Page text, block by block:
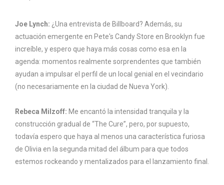
Joe Lynch: ¿Una entrevista de Billboard? Además, su
actuación emergente en Pete's Candy Store en Brooklyn fue
increíble, y espero que haya más cosas como esa en la
agenda: momentos realmente sorprendentes que también
ayudan a impulsar el perfil de un local genial en el vecindario
(no necesariamente en la ciudad de Nueva York).
Rebeca Milzoff: Me encantó la intensidad tranquila y la
construcción gradual de “The Cure”, pero, por supuesto,
todavía espero que haya al menos una característica furiosa
de Olivia en la segunda mitad del álbum para que todos
estemos rockeando y mentalizados para el lanzamiento final.